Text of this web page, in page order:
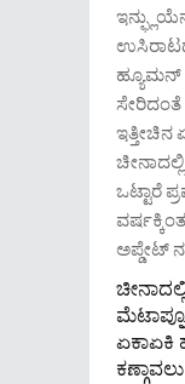
ಹ್ಯೂಮನ್
ಇತ್ತೀಚಿನ
ಒಟ್ಟಾರೆ
ಅಪ್ಡೇಟ್
ಏಕಾಏಕಿ